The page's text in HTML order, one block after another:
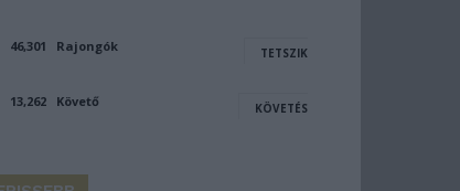
46,301 Rajongók TETSZIK
13,262 Követő KÖVETÉS